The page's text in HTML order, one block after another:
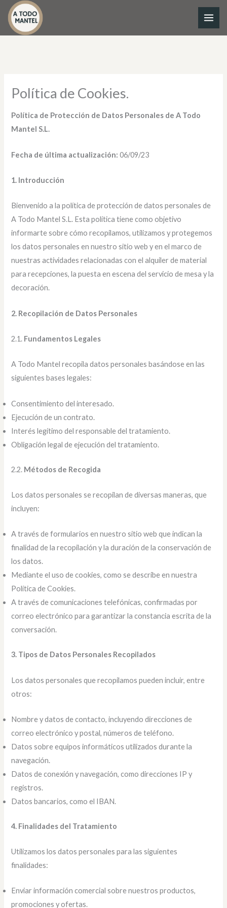
contenido
Política de Cookies.
Política de Protección de Datos Personales de A Todo
Mantel S.L.
Fecha de última actualización:06/09/23
1. Introducción
Bienvenido a la política de protección de datos personales de
A Todo Mantel S.L. Esta política tiene como objetivo
informarte sobre cómo recopilamos, utilizamos y protegemos
los datos personales en nuestro sitio web y en el marco de
nuestras actividades relacionadas con el alquiler de material
para recepciones, la puesta en escena del servicio de mesa y la
decoración.
2. Recopilación de Datos Personales
2.1. Fundamentos Legales
A Todo Mantel recopila datos personales basándose en las
siguientes bases legales:
Consentimiento del interesado.
Ejecución de un contrato.
Interés legítimo del responsable del tratamiento.
Obligación legal de ejecución del tratamiento.
2.2. Métodos de Recogida
Los datos personales se recopilan de diversas maneras, que
incluyen:
A través de formularios en nuestro sitio web que indican la
finalidad de la recopilación y la duración de la conservación de
los datos.
Mediante el uso de cookies, como se describe en nuestra
Política de Cookies.
A través de comunicaciones telefónicas, confirmadas por
correo electrónico para garantizar la constancia escrita de la
conversación.
3. Tipos de Datos Personales Recopilados
Los datos personales que recopilamos pueden incluir, entre
otros:
Nombre y datos de contacto, incluyendo direcciones de
correo electrónico y postal, números de teléfono.
Datos sobre equipos informáticos utilizados durante la
navegación.
Datos de conexión y navegación, como direcciones IP y
registros.
Datos bancarios, como el IBAN.
4. Finalidades del Tratamiento
Utilizamos los datos personales para las siguientes
finalidades:
Enviar información comercial sobre nuestros productos,
promociones y ofertas.